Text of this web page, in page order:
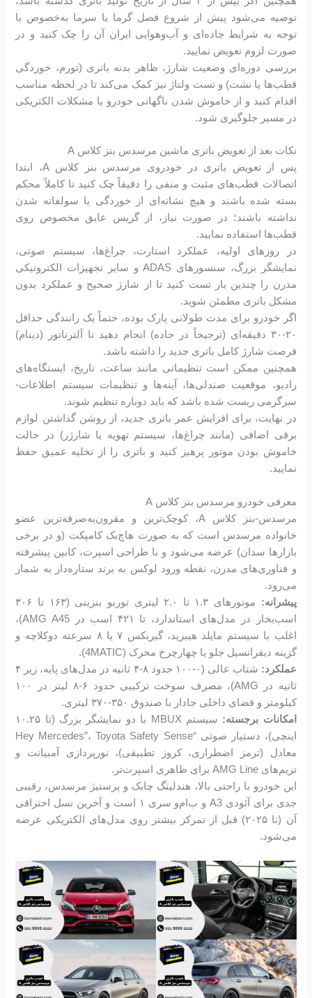
توصیه می‌شود پیش از شروع فصل گرما یا سرما به‌خصوص با
توجه به شرایط جاده‌ای و آب‌وهوایی ایران آن را چک کنید و در
صورت لزوم تعویض نمایید.
بررسی دوره‌ای وضعیت شارژ، ظاهر بدنه باتری (تورم، خوردگی
قطب‌ها یا نشت) و تست ولتاژ نیز کمک می‌کند تا در لحظه مناسب
اقدام کنید و از خاموش شدن ناگهانی خودرو یا مشکلات الکتریکی
در مسیر جلوگیری شود.
نکات بعد از تعویض باتری ماشین مرسدس بنز کلاس A
پس از تعویض باتری در خودروی مرسدس بنز کلاس A، ابتدا
اتصالات قطب‌های مثبت و منفی را دقیقاً چک کنید تا کاملاً محکم
بسته شده باشند و هیچ نشانه‌ای از خوردگی یا سولفاته شدن
نداشته باشند؛ در صورت نیاز، از گریس عایق مخصوص روی
قطب‌ها استفاده نمایید.
در روزهای اولیه، عملکرد استارت، چراغ‌ها، سیستم صوتی،
نمایشگر بزرگ، سنسورهای ADAS و سایر تجهیزات الکترونیکی
مدرن را چندین بار تست کنید تا از شارژ صحیح و عملکرد بدون
مشکل باتری مطمئن شوید.
اگر خودرو برای مدت طولانی پارک بوده، حتماً یک رانندگی حداقل
۲۰-۳۰ دقیقه‌ای (ترجیحاً در جاده) انجام دهید تا آلترناتور (دینام)
فرصت شارژ کامل باتری جدید را داشته باشد.
همچنین ممکن است تنظیماتی مانند ساعت، تاریخ، ایستگاه‌های
رادیو، موقعیت صندلی‌ها، آینه‌ها و تنظیمات سیستم اطلاعات-
سرگرمی ریست شده باشد که باید دوباره تنظیم شوند.
در نهایت، برای افزایش عمر باتری جدید، از روشن گذاشتن لوازم
برقی اضافی (مانند چراغ‌ها، سیستم تهویه یا شارژر) در حالت
خاموش بودن موتور پرهیز کنید و باتری را از تخلیه عمیق حفظ
نمایید.
معرفی خودرو مرسدس بنز کلاس A
مرسدس-بنز کلاس A، کوچک‌ترین و مقرون‌به‌صرفه‌ترین عضو
خانواده مرسدس است که به صورت هاچ‌بک کامپکت (و در برخی
بازارها سدان) عرضه می‌شود و با طراحی اسپرت، کابین پیشرفته
و فناوری‌های مدرن، نقطه ورود لوکس به برند ستاره‌دار به شمار
می‌رود.
پیشرانه:
موتورهای ۱.۳ تا ۲.۰ لیتری توربو بنزینی (۱۶۳ تا ۳۰۶
اسب‌بخار در مدل‌های استاندارد، تا ۴۲۱ اسب در AMG A45)،
اغلب با سیستم مایلد هیبرید، گیربکس ۷ یا ۸ سرعته دوکلاچه و
گزینه دیفرانسیل جلو یا چهارچرخ محرک (4MATIC).
عملکرد:
شتاب عالی (۰-۱۰۰ حدود ۸-۴ ثانیه در مدل‌های پایه، زیر ۴
ثانیه در AMG)، مصرف سوخت ترکیبی حدود ۶-۸ لیتر در ۱۰۰
کیلومتر و فضای داخلی جادار با صندوق ۳۵۰-۳۷۰ لیتری.
امکانات برجسته:
سیستم MBUX با دو نمایشگر بزرگ (تا ۱۰.۲۵
اینچی)، دستیار صوتی “Hey Mercedes”، Toyota Safety Sense
معادل (ترمز اضطراری، کروز تطبیقی)، نورپردازی آمبیانت و
تریم‌های AMG Line برای ظاهری اسپرت‌تر.
این خودرو با راحتی بالا، هندلینگ چابک و پرستیژ مرسدس، رقیبی
جدی برای آئودی A3 و ب‌ام‌و سری ۱ است و آخرین نسل احتراقی
آن (تا ۲۰۲۵) قبل از تمرکز بیشتر روی مدل‌های الکتریکی عرضه
می‌شود.